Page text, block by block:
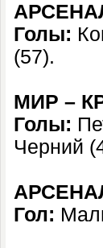
Голы:
(57).
МИР –
Голы:
Черний
Гол: